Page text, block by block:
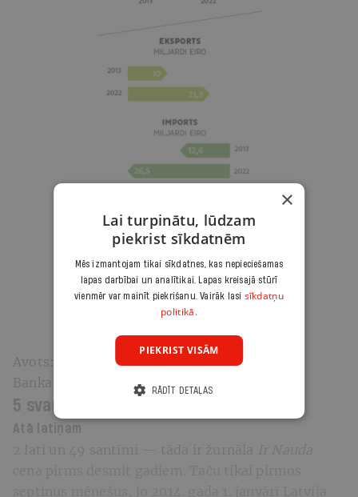
Avots: Centrālā statistikas pārvalde, Latvijas
Banka,
Lursoft, Latvijas Vēstnesis
5 svarīgākie pavērsieni ekonomikā
Atā latiņam
2 lati un 49 santīmi — tāda ir žurnāla
Ir Nauda
×
Lai turpinātu, lūdzam
piekrist sīkdatnēm
Mēs izmantojam tikai sīkdatnes, kas nepieciešamas
lapas darbībai un analītikai. Lapas kreisajā stūrī
vienmēr var mainīt piekrišanu. Vairāk lasi sīkdatņu
politikā.
PIEKRIST VISĀM
RĀDĪT DETAĻAS